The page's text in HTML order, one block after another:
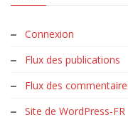
Connexion
Flux des publications
Flux des
Site de WordPress-FR